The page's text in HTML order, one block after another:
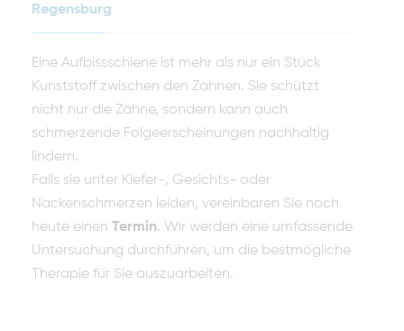
Regensburg
Eine Aufbissschiene ist mehr als nur ein Stück
Kunststoff zwischen den Zähnen. Sie schützt
nicht nur die Zähne, sondern kann auch
schmerzende Folgeerscheinungen nachhaltig
lindern.
Falls sie unter Kiefer-, Gesichts- oder
Nackenschmerzen leiden, vereinbaren Sie noch
heute einen Termin. Wir werden eine umfassende
Untersuchung durchführen, um die bestmögliche
Therapie für Sie auszuarbeiten.